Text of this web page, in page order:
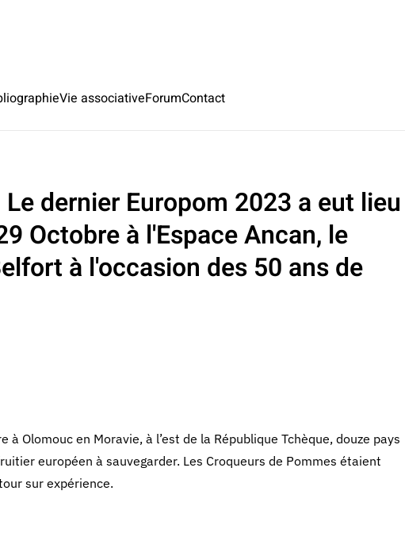
Vie associativeForumContact
dernier Europom 2023 a eut lieu
Octobre à l'Espace Ancan, le
à l'occasion des 50 ans de
Olomouc en Moravie, à l’est de la République Tchèque, douze pays
européen à sauvegarder. Les Croqueurs de Pommes étaient
sur expérience.